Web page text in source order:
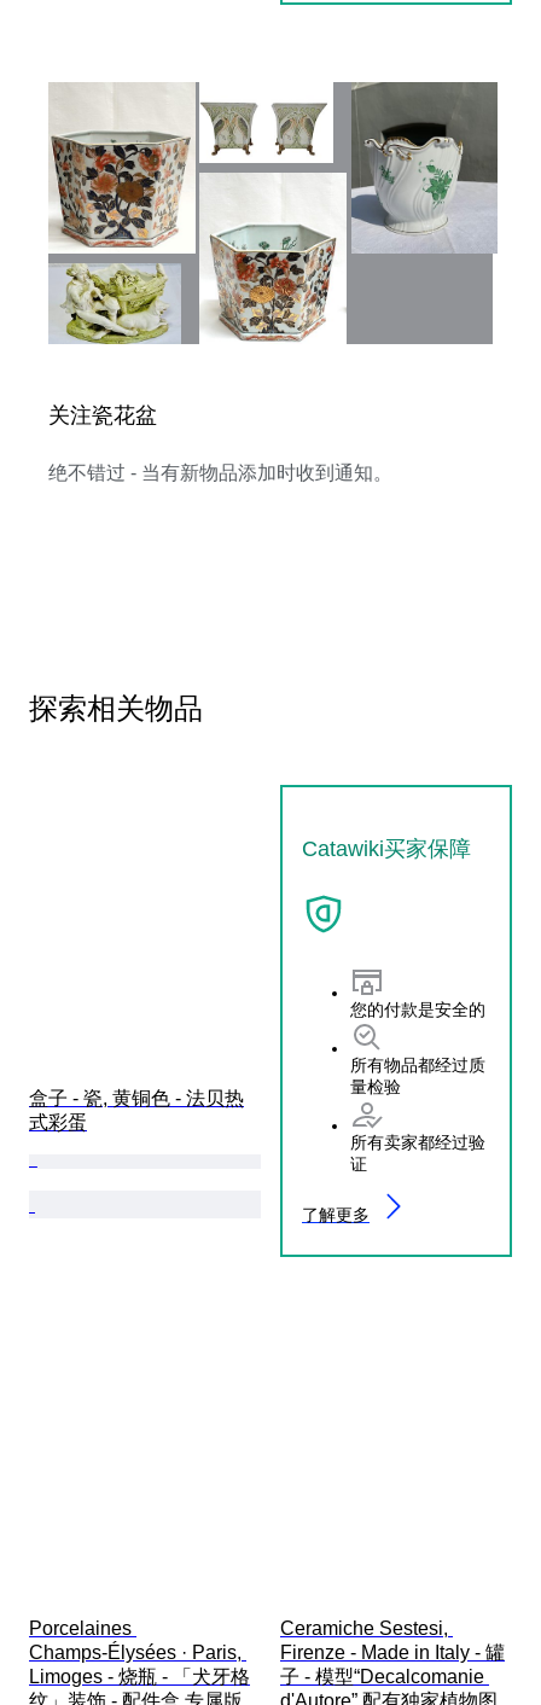
关注瓷花盆
绝不错过 - 当有新物品添加时收到通知。
探索相关物品
Catawiki买家保障
您的付款是安全的
所有物品都经过质
量检验
所有卖家都经过验
证
了解更多
盒子 - 瓷, 黄铜色 - 法贝热
式彩蛋
Porcelaines
Champs‑Élysées · Paris,
Limoges - 烧瓶 - 「犬牙格
纹」装饰 - 配件盒 专属版
Ceramiche Sestesi,
Firenze - Made in Italy - 罐
子 - 模型“Decalcomanie
d'Autore” 配有独家植物图